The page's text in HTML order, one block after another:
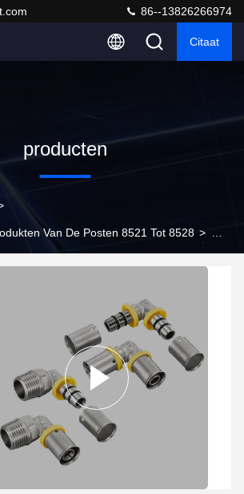
86--13826266974
Citaat
producten
Van De Posten 8521 Tot 8528 >
of BSP-gassystemen